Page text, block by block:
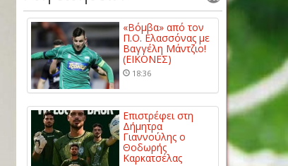
«Βόμβα» από τον
Π.Ο. Ελασσόνας με
Βαγγέλη Μάντζιο!
(ΕΙΚΟΝΕΣ)
18:36
Επιστρέφει στη
Δήμητρα
Γιαννούλης ο
Θοδωρής
Καρκατσέλας